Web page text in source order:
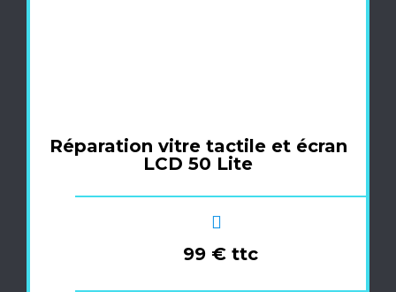
Réparation vitre tactile et écran
LCD 50 Lite
99 € ttc